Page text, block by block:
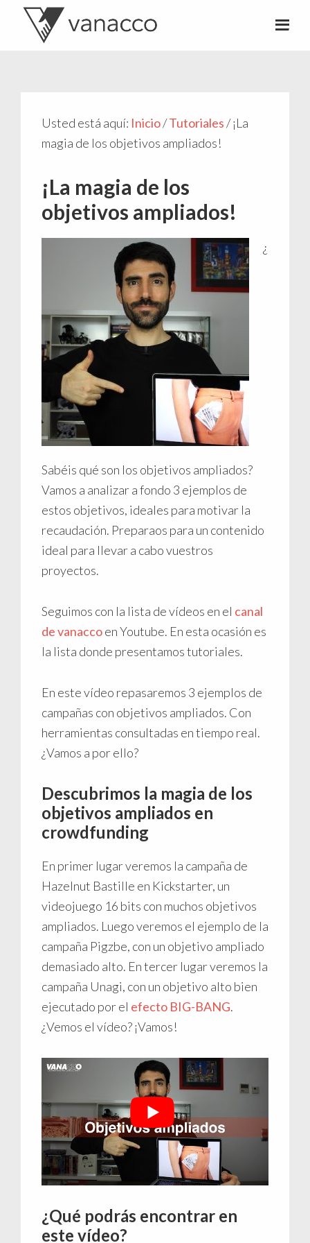
Usted está aquí: Inicio/Tutoriales/¡La
magia de los objetivos ampliados!
¡La magia de los
objetivos ampliados!
¿
Sabéis qué son los objetivos ampliados?
Vamos a analizar a fondo 3 ejemplos de
estos objetivos, ideales para motivar la
recaudación. Preparaos para un contenido
ideal para llevar a cabo vuestros
proyectos.
Seguimos con la lista de vídeos en el canal
de vanaccoen Youtube. En esta ocasión es
la lista donde presentamos tutoriales.
En este vídeo repasaremos 3 ejemplos de
campañas con objetivos ampliados. Con
herramientas consultadas en tiempo real.
¿Vamos a por ello?
Descubrimos la magia de los
objetivos ampliados en
crowdfunding
En primer lugar veremos la campaña de
Hazelnut Bastille en Kickstarter, un
videojuego 16 bits con muchos objetivos
ampliados. Luego veremos el ejemplo de la
campaña Pigzbe, con un objetivo ampliado
demasiado alto. En tercer lugar veremos la
campaña Unagi, con un objetivo alto bien
ejecutado por el efecto BIG-BANG.
¿Vemos el vídeo? ¡Vamos!
¿Qué podrás encontrar en
este vídeo?